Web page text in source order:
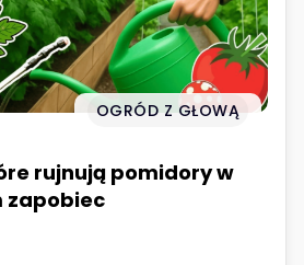
OGRÓD Z GŁOWĄ
rujnują pomidory w
zapobiec